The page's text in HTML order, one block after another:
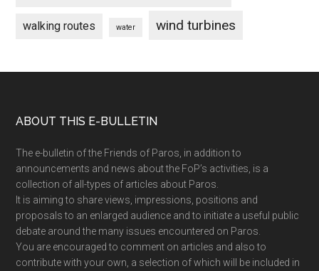
walking routes water wind turbines
Footer
ABOUT THIS E-BULLETIN
The e-bulletin of the Friends of Paros, in addition to
announcements and news about the FoP’s activities, is a
collection of all-types of articles about Paros.
It is aiming to share views, impressions, positions and
proposals to an enlarged audience and to initiate a useful public
debate around the many issues encountered on Paros.
You are encouraged to comment on articles and also to
contribute with your own, a selection of which will be included in